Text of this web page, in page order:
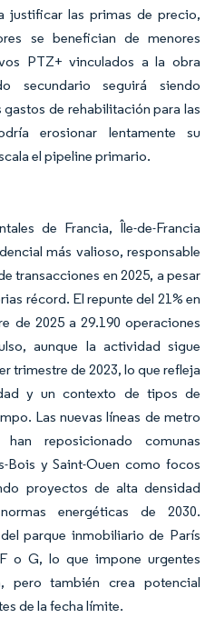
justificar las primas de precio,
se benefician de menores
PTZ+ vinculados a la obra
secundario seguirá siendo
de rehabilitación para las
erosionar lentamente su
el pipeline primario.
de Francia, Île-de-Francia
más valioso, responsable
transacciones en 2025, a pesar
récord. El repunte del 21% en
de 2025 a 29.190 operaciones
aunque la actividad sigue
trimestre de 2023, lo que refleja
y un contexto de tipos de
Las nuevas líneas de metro
reposicionado comunas
Bois y Saint-Ouen como focos
proyectos de alta densidad
energéticas de 2030.
parque inmobiliario de París
o G, lo que impone urgentes
pero también crea potencial
de la fecha límite.